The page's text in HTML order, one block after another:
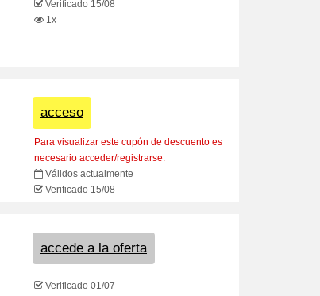
Verificado 15/08
1x
acceso
Para visualizar este cupón de descuento es
necesario acceder/registrarse.
Válidos actualmente
Verificado 15/08
accede a la oferta
Verificado 01/07